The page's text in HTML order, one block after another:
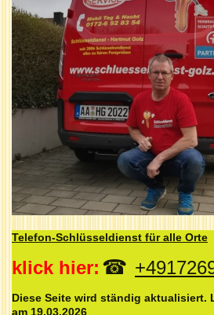
Telefon-Schlüsseldienst für alle Orte
klick hier: ☎
Diese Seite wird ständig aktualisiert.
am 19.03.2026